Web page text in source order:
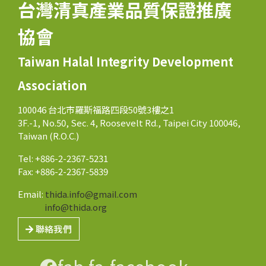
台灣清真產業品質保證推廣
協會
Taiwan Halal Integrity Development
Association
100046 台北市羅斯福路四段50號3樓之1
3F.-1, No.50, Sec. 4, Roosevelt Rd., Taipei City 100046,
Taiwan (R.O.C.)
Tel: +886-2-2367-5231
Fax: +886-2-2367-5839
Email: thida.info@gmail.com
info@thida.org
聯絡我們